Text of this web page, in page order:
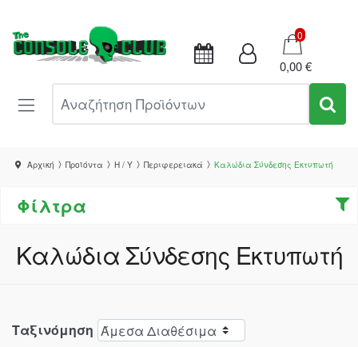
Καλάθι
0
0,00 €
Αρχική Προϊόντα Η / Υ Περιφερειακά Καλώδια Σύνδεσης Εκτυπωτή
Φίλτρα
Καλώδια Σύνδεσης Εκτυπωτή
Ταξινόμηση